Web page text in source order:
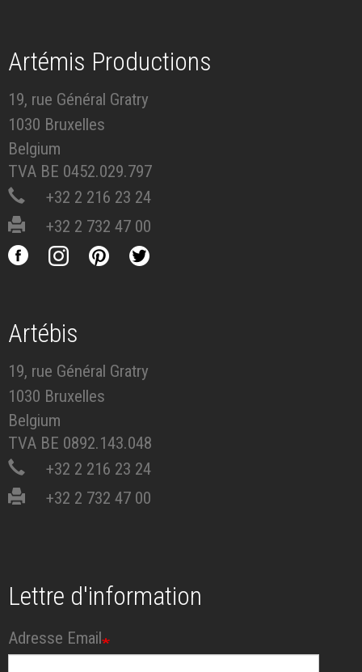
Artémis Productions
19, rue Général Gratry
1030 Bruxelles
Belgium
TVA BE 0452.029.797
+32 2 216 23 24
+32 2 732 47 00
Artébis
19, rue Général Gratry
1030 Bruxelles
Belgium
TVA BE 0892.143.048
+32 2 216 23 24
+32 2 732 47 00
Lettre d'information
Adresse Email